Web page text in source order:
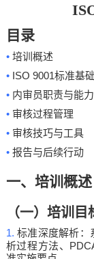
目录
• 培训概述
• ISO 9001标准基础
• 内审员职责与能力
• 审核过程管理
• 审核技巧与工具
• 报告与后续行动
一、培训概述
（一）培训
1.标准深度解析：
析过程方法、